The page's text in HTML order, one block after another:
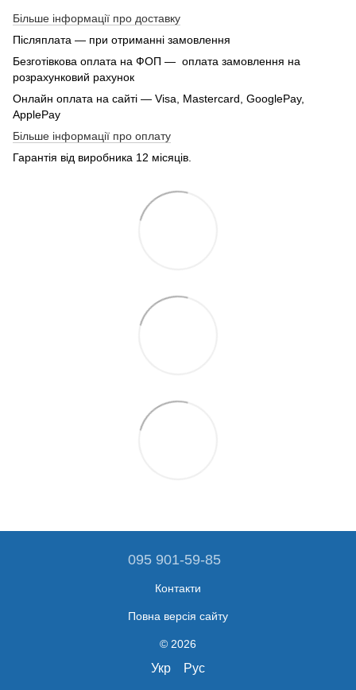
Більше інформації про доставку
Післяплата — при отриманні замовлення
Безготівкова оплата на ФОП — оплата замовлення на
розрахунковий рахунок
Онлайн оплата на сайті — Visa, Mastercard, GooglePay,
ApplePay
Більше інформації про оплату
Гарантія від виробника 12 місяців.
095 901-59-85
Контакти
Повна версія сайту
© 2026
Укр Рус